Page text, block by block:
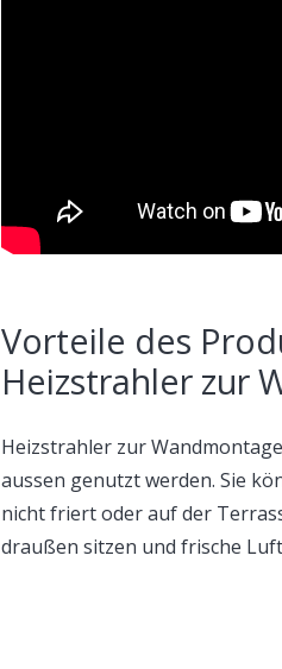
Vorteile des
Heizstrahler zur
Heizstrahler zur
aussen genutzt werden. Sie
nicht friert oder auf der
draußen sitzen und frische